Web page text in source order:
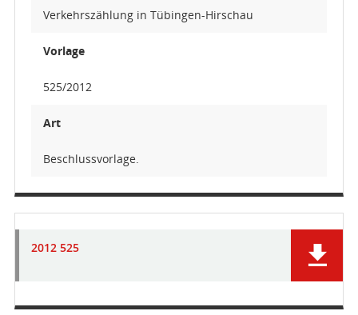
Verkehrszählung in Tübingen-Hirschau
Vorlage
525/2012
Art
Beschlussvorlage.
2012 525